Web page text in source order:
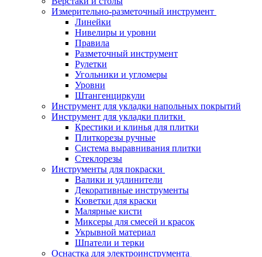
Измерительно-разметочный инструмент
Линейки
Нивелиры и уровни
Правила
Разметочный инструмент
Рулетки
Угольники и угломеры
Уровни
Штангенциркули
Инструмент для укладки напольных покрытий
Инструмент для укладки плитки
Крестики и клинья для плитки
Плиткорезы ручные
Система выравнивания плитки
Стеклорезы
Инструменты для покраски
Валики и удлинители
Декоративные инструменты
Кюветки для краски
Малярные кисти
Миксеры для смесей и красок
Укрывной материал
Шпатели и терки
Оснастка для электроинструмента